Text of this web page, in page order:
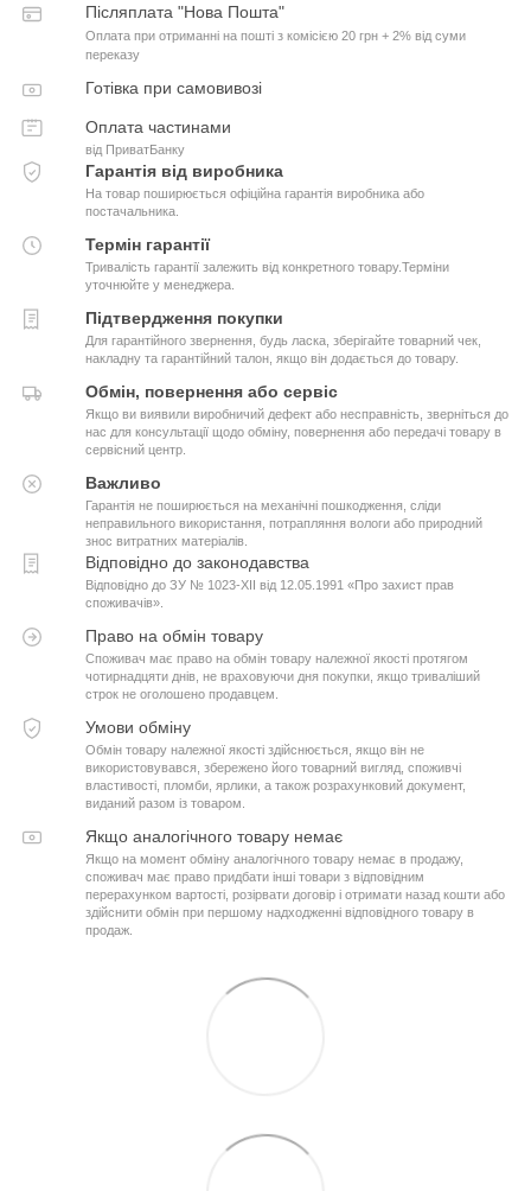
Післяплата "Нова Пошта"
Оплата при отриманні на пошті з комісією 20 грн + 2% від суми
переказу
Готівка при самовивозі
Оплата частинами
від ПриватБанку
Гарантія від виробника
На товар поширюється офіційна гарантія виробника або
постачальника.
Термін гарантії
Тривалість гарантії залежить від конкретного товару.Терміни
уточнюйте у менеджера.
Підтвердження покупки
Для гарантійного звернення, будь ласка, зберігайте товарний чек,
накладну та гарантійний талон, якщо він додається до товару.
Обмін, повернення або сервіс
Якщо ви виявили виробничий дефект або несправність, зверніться до
нас для консультації щодо обміну, повернення або передачі товару в
сервісний центр.
Важливо
Гарантія не поширюється на механічні пошкодження, сліди
неправильного використання, потрапляння вологи або природний
знос витратних матеріалів.
Відповідно до законодавства
Відповідно до ЗУ № 1023-XII від 12.05.1991 «Про захист прав
споживачів».
Право на обмін товару
Споживач має право на обмін товару належної якості протягом
чотирнадцяти днів, не враховуючи дня покупки, якщо триваліший
строк не оголошено продавцем.
Умови обміну
Обмін товару належної якості здійснюється, якщо він не
використовувався, збережено його товарний вигляд, споживчі
властивості, пломби, ярлики, а також розрахунковий документ,
виданий разом із товаром.
Якщо аналогічного товару немає
Якщо на момент обміну аналогічного товару немає в продажу,
споживач має право придбати інші товари з відповідним
перерахунком вартості, розірвати договір і отримати назад кошти або
здійснити обмін при першому надходженні відповідного товару в
продаж.